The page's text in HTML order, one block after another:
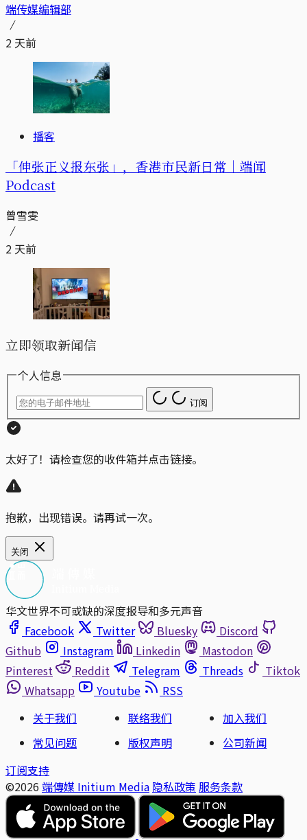
端传媒编辑部
2 天前
播客
「伸张正义报东张」，香港市民新日常｜端闻
Podcast
曾雪雯
2 天前
立即领取新闻信
个人信息
订阅
太好了！请检查您的收件箱并点击链接。
抱歉，出现错误。请再试一次。
关闭
华文世界不可或缺的深度报导和多元声音
Facebook
Twitter Bluesky
Discord
Github
Instagram Linkedin
Mastodon
Pinterest
Reddit Telegram Threads
Tiktok
Whatsapp
Youtube
RSS
关于我们
联络我们
加入我们
常见问题
版权声明
公司新闻
订阅支持
©2026 端傳媒 Initium Media 隐私政策 服务条款